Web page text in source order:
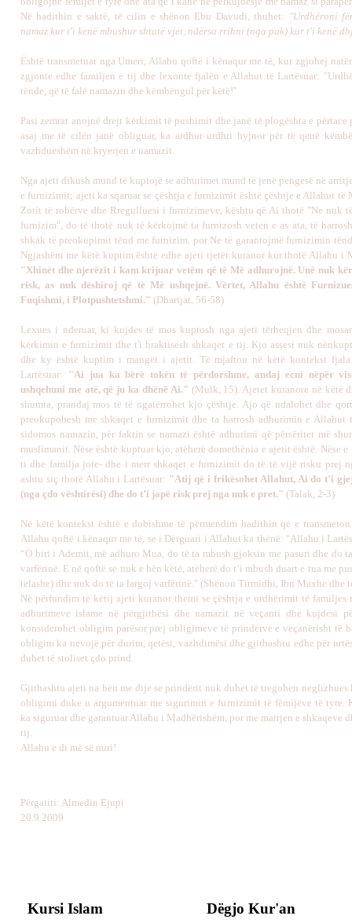
Në hadithin e saktë, të cilin e shënon Ebu Davudi, thuhet:
"Urdhëroni
namaz kur t'i kenë mbushur shtatë vjet, ndërsa rrihni (nga pak) kur t'i kenë
Është transmetuar nga Umeri, Allahu qoftë i kënaqur me të, kur zgjohej
zgjonte edhe familjen e tij dhe lexonte fjalën e Allahut të Lartësuar:
tënde, që të falë namazin dhe këmbëngul për këtë!''
Pasi zemrat anojnë drejt kërkimit të pushimit dhe janë të plogështa e përtace
asaj me të cilën janë obliguar, ka ardhur urdhri hyjnor për të qenë
vazhdueshëm në kryerjen e namazit.
Nga ajeti dikush mund të kuptojë se adhurimet mund të jenë pengesë në
e furnizimit; ajeti ka sqaruar se çështja e furnizimit është çështje e Allahut të
Zotit të robërve dhe Rregulluesi i furnizimeve, kështu që Ai thotë "Ne nuk
furnizim", do të thotë nuk të kërkojmë ta furnizosh veten e as ata, të
shkak të preokupimit tënd me furnizim, por Ne të garantojmë furnizimin
Ngjashëm me këtë kuptim është edhe ajeti tjetër kuranor kur thotë Allahu i
"Xhinët dhe njerëzit i kam krijuar vetëm që të Më adhurojnë. Unë nuk
risk, as nuk dëshiroj që të Më ushqejnë. Vërtet, Allahu është
Fuqishmi, i Plotpushtetshmi." (Dharijat, 56-58)
Lexues i nderuar, ki kujdes të mos kuptosh nga ajeti tërheqjen dhe
kërkimin e furnizimit dhe t'i braktisësh shkaqet e tij. Kjo assesi nuk
dhe ky është kuptim i mangët i ajetit. Të mjafton në këtë kontekst
Lartësuar: "Ai jua ka bërë tokën të përdorshme, andaj ecni nëpër
ushqehuni me atë, që ju ka dhënë Ai." (Mulk, 15). Ajetet kuranore në këtë
shumta, prandaj mos të të ngatërrohet kjo çështje. Ajo që ndalohet dhe
preokupohesh me shkaqet e furnizimit dhe ta harrosh adhurimin e Allahut
sidomos namazin, për faktin se namazi është adhurimi që përsëritet më
muslimanit. Nëse është kuptuar kjo, atëherë domethënia e ajetit është: Nëse
ti dhe familja jote- dhe i merr shkaqet e furnizimit do të të vijë risku prej
ashtu siç thotë Allahu i Lartësuar: "Atij që i frikësohet Allahut, Ai do t’i
(nga çdo vështirësi) dhe do t’i japë risk prej nga nuk e pret." (Talak, 2-3)
Në këtë kontekst është e dobishme të përmendim hadithin që e
Allahu qoftë i kënaqur me të, se i Dërguari i Allahut ka thënë: "Allahu i
“O biri i Ademit, më adhuro Mua, do të ta mbush gjoksin me pasuri dhe do
varfërinë. E në qoftë se nuk e bën këtë, atëherë do t’i mbush duart e tua me
telashe) dhe nuk do të ta largoj varfërinë." (Shënon Tirmidhi, Ibn Maxhe dhe
Në përfundim të këtij ajeti kuranor themi se çështja e urdhërimit të familjes
adhurimeve islame në përgjithësi dhe namazit në veçanti dhe kujdesi
konsiderohet obligim parësor prej obligimeve të prindërve e veçanërisht të
obligim ka nevojë për durim, qetësi, vazhdimësi dhe gjithashtu edhe për
duhet të stoliset çdo prind.
Gjithashtu ajeti na bën me dije se prindërit nuk duhet të tregohen
obligimi duke u argumentuar me sigurimin e furnizimit të fëmijëve të tyre.
ka siguruar dhe garantuar Allahu i Madhërishëm, por me marrjen e shkaqeve
tij.
Allahu e di më së miri!
Përgatiti: Almedin Ejupi
20.9.2009
Kursi Islam Dëgjo Kur'an